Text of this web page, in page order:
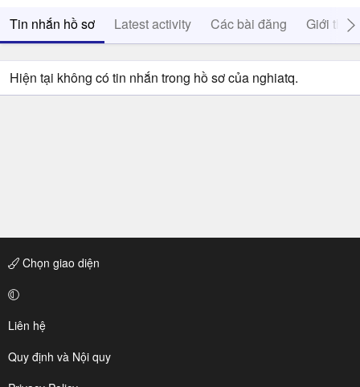
Tin nhắn hồ sơ Latest activity Các bài đăng Giới thiệu
Hiện tại không có tin nhắn trong hồ sơ của nghiatq.
Chọn giao diện
Liên hệ
Quy định và Nội quy